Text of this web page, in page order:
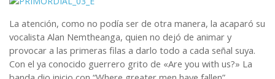
La atención, como no podía ser de otra manera, la acaparó su
vocalista Alan Nemtheanga, quien no dejó de animar y
provocar a las primeras filas a darlo todo a cada señal suya.
Con el ya conocido guerrero grito de «Are you with us?» La